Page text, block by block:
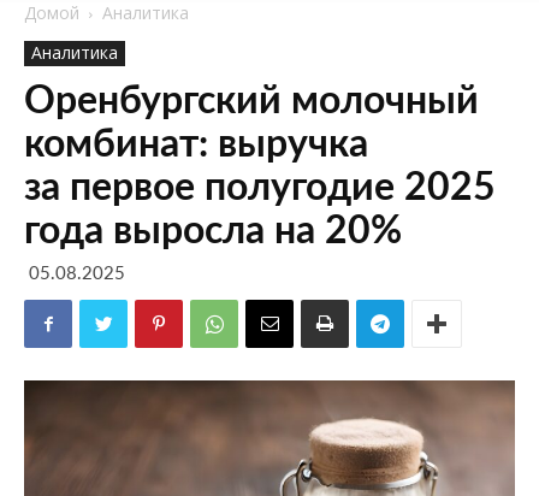
Домой
Аналитика
Аналитика
Оренбургский молочный
комбинат: выручка
за первое полугодие 2025
года выросла на 20%
05.08.2025